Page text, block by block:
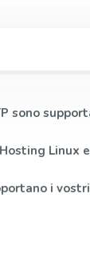
sono
Linux
i